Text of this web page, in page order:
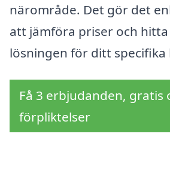
närområde. Det gör det
att jämföra priser och
lösningen för ditt specifika
Få 3 erbjudanden, gratis
förpliktelser